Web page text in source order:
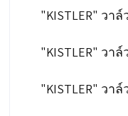
"KISTLER" วา
"KISTLER" วา
"KISTLER" วา